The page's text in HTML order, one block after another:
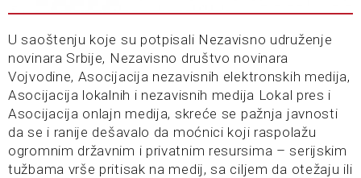
U saoštenju koje su potpisali Nezavisno udruženje
novinara Srbije, Nezavisno društvo novinara
Vojvodine, Asocijacija nezavisnih elektronskih medija,
Asocijacija lokalnih i nezavisnih medija Lokal pres i
Asocijacija onlajn medija, skreće se pažnja javnosti
da se i ranije dešavalo da moćnici koji raspolažu
ogromnim državnim i privatnim resursima – serijskim
tužbama vrše pritisak na medij, sa ciljem da otežaju ili